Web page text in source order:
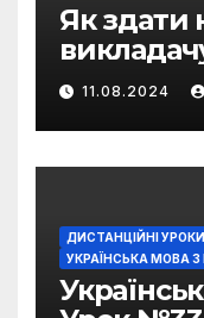
Як здати
домашнє
11.08.2024
ДИСТАНЦІЙНІ
УКРАЇНСЬКА МОВА 3